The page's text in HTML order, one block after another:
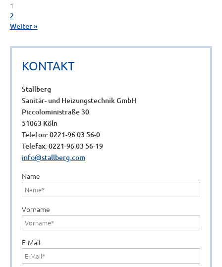
1
2
Weiter »
KONTAKT
Stallberg
Sanitär- und Heizungstechnik GmbH
Piccoloministraße 30
51063 Köln
Telefon: 0221-96 03 56-0
Telefax: 0221-96 03 56-19
info@stallberg.com
Name
Vorname
E-Mail